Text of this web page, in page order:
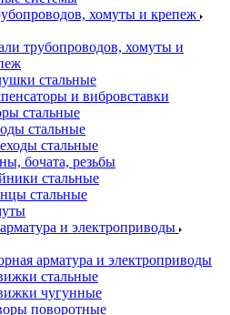
хомуты и крепеж
трубопроводов, хомуты и
стальные
и вибровставки
стальные
стальные
стальные
бочата, резьбы
стальные
стальные
и электроприводы
арматура и электроприводы
стальные
чугунные
поворотные